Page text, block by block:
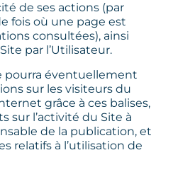
de ses actions (par
fois où une page est
consultées), ainsi
par l’Utilisateur.
pourra éventuellement
sur les visiteurs du
grâce à ces balises,
sur l’activité du Site à
de la publication, et
relatifs à l’utilisation de